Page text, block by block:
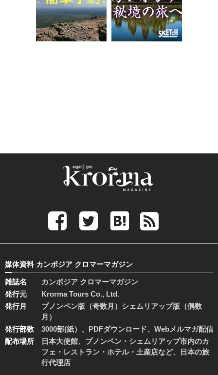
媒体資料 カンボジア クロマーマガジン
雑誌名
カンボジア クロマーマガジン
発行元
Krorma Tours Co., Ltd.
発行月
プノンペン版（奇数月）シェムリアップ版（偶数
月）
発行部数
3000部(紙）、PDFダウンロード、Webメルマガ配信
配布場所
日本大使館、プノンペン・シェムリアップ市内のカ
フェ・レストラン・ホテル・土産店など、日本の旅
行代理店